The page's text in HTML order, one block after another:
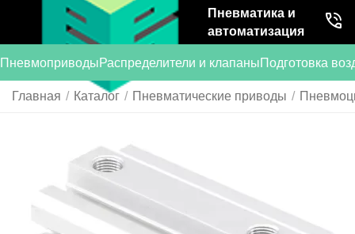
Пневматика и
автоматизация
ПневмоприводыРаспределители и клапаныПодготовка
Главная / Каталог / Пневматические приводы /